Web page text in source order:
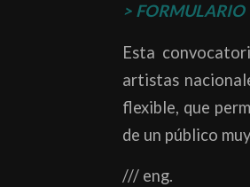
>
Esta
artistas
flexible, que
de un público
/// eng.